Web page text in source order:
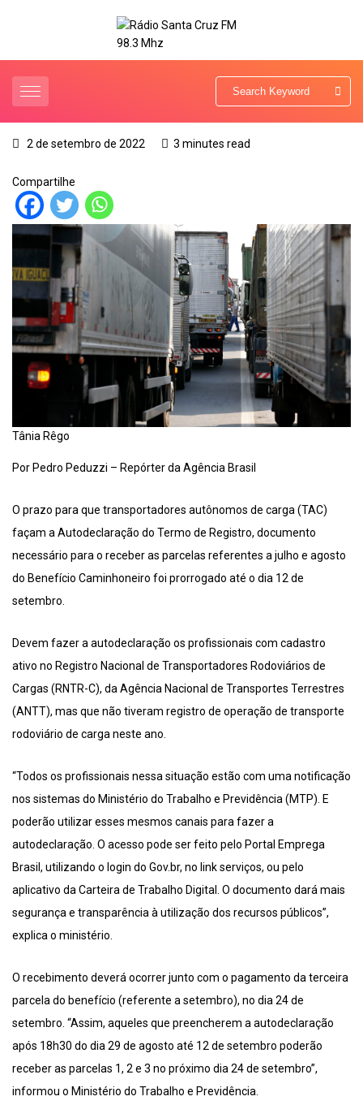
2 de setembro de 2022 3 minutes read
Compartilhe
Tânia Rêgo
Por Pedro Peduzzi – Repórter da Agência Brasil
O prazo para que transportadores autônomos de carga (TAC)
façam a Autodeclaração do Termo de Registro, documento
necessário para o receber as parcelas referentes a julho e agosto
do Benefício Caminhoneiro foi prorrogado até o dia 12 de
setembro.
Devem fazer a autodeclaração os profissionais com cadastro
ativo no Registro Nacional de Transportadores Rodoviários de
Cargas (RNTR-C), da Agência Nacional de Transportes Terrestres
(ANTT), mas que não tiveram registro de operação de transporte
rodoviário de carga neste ano.
“Todos os profissionais nessa situação estão com uma notificação
nos sistemas do Ministério do Trabalho e Previdência (MTP). E
poderão utilizar esses mesmos canais para fazer a
autodeclaração. O acesso pode ser feito pelo Portal Emprega
Brasil, utilizando o login do Gov.br, no link serviços, ou pelo
aplicativo da Carteira de Trabalho Digital. O documento dará mais
segurança e transparência à utilização dos recursos públicos”,
explica o ministério.
O recebimento deverá ocorrer junto com o pagamento da terceira
parcela do benefício (referente a setembro), no dia 24 de
setembro. “Assim, aqueles que preencherem a autodeclaração
após 18h30 do dia 29 de agosto até 12 de setembro poderão
receber as parcelas 1, 2 e 3 no próximo dia 24 de setembro”,
informou o Ministério do Trabalho e Previdência.